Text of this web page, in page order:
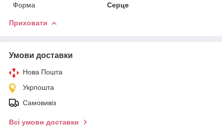
Форма
Серце
Приховати
Умови доставки
Нова Пошта
Укрпошта
Самовивіз
Всі умови доставки